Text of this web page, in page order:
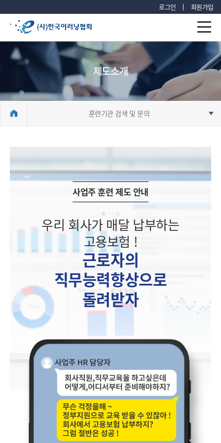
로그인 회원가입
제도소개
훈련기관 검색 및 문의
사업주 훈련 제도 안내
우리 회사가 매달 납부하는
고용보험 !
근로자의
직무능력향상으로
돌려받자